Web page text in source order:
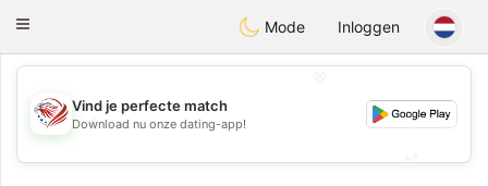
StatesDating
Toggle
Mode Inloggen
💖
💕
Vind je perfecte match
Download nu onze dating-app!